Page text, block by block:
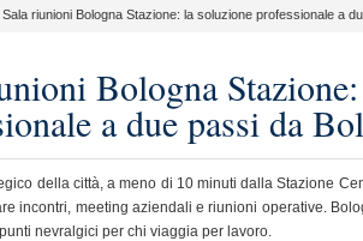
Sala riunioni Bologna Stazione: la soluzione professionale a
Bologna
a due passi da
della città, a meno di 10 minuti dalla Stazione
incontri, meeting aziendali e riunioni operative.
nevralgici per chi viaggia per lavoro.